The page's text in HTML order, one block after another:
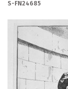
S-FN24685